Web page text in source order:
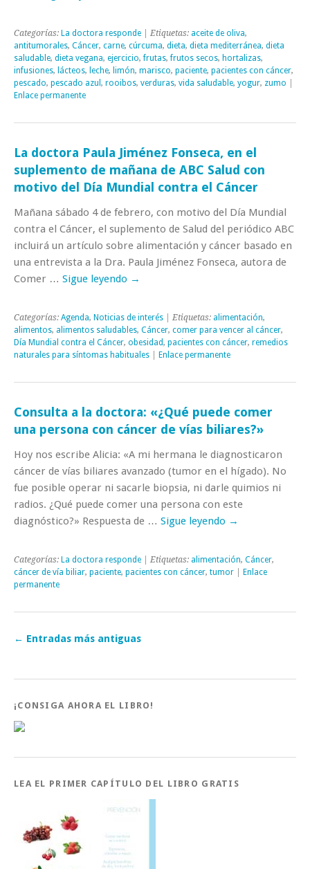
Categorías: La doctora responde | Etiquetas: aceite de oliva,
antitumorales, Cáncer, carne, cúrcuma, dieta, dieta mediterránea, dieta
saludable, dieta vegana, ejercicio,frutas,frutos secos, hortalizas,
infusiones, lácteos, leche, limón, marisco, paciente, pacientes con cáncer,
pescado, pescado azul , rooibos, verduras, vida saludable, yogur, zumo
Enlace permanente
La doctora Paula Jiménez Fonseca, en el
suplemento de mañana de ABC Salud con
motivo del Día Mundial contra el Cáncer
Mañana sábado 4 de febrero, con motivo del Día Mundial
contra el Cáncer, el suplemento de Salud del periódico ABC
incluirá un artículo sobre alimentación y cáncer basado en
una entrevista a la Dra. Paula Jiménez Fonseca, autora de
Comer … Sigue leyendo →
Categorías: Agenda, Noticias de interés | Etiquetas: alimentación,
alimentos, alimentos saludables, Cáncer, comer para vencer al cáncer,
Día Mundial contra el Cáncer, obesidad, pacientes con cáncer, remedios
naturales para síntomas habituales
Enlace permanente
Consulta a la doctora: «¿Qué puede comer
una persona con cáncer de vías biliares?»
Hoy nos escribe Alicia: «A mi hermana le diagnosticaron
cáncer de vías biliares avanzado (tumor en el hígado). No
fue posible operar ni sacarle biopsia, ni darle quimios ni
radios. ¿Qué puede comer una persona con este
diagnóstico?» Respuesta de … Sigue leyendo →
Categorías: La doctora responde | Etiquetas: alimentación, Cáncer,
cáncer de vía biliar, paciente, pacientes con cáncer, tumor
Enlace
permanente
← Entradas más antiguas
¡CONSIGA AHORA EL LIBRO!
LEA EL PRIMER CAPÍTULO DEL LIBRO GRATIS